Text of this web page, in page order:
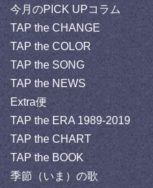
今月のPICK UPコラム
TAP the CHANGE
TAP the COLOR
TAP the SONG
TAP the NEWS
Extra便
TAP the ERA 1989-2019
TAP the CHART
TAP the BOOK
季節（いま）の歌